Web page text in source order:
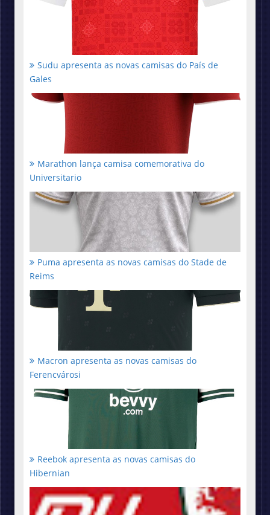
Sudu apresenta as novas camisas do País de
Gales
Marathon lança camisa comemorativa do
Universitario
Puma apresenta as novas camisas do Stade de
Reims
Macron apresenta as novas camisas do
Ferencvárosi
Reebok apresenta as novas camisas do
Hibernian